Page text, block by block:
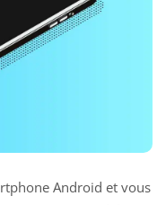
Android et vous